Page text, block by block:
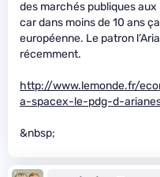
des marchés publiques aux
car dans moins de 10 ans
européenne. Le patron
récemment.
http://www.lemonde.fr/
a-spacex-le-pdg-d-
&nbsp;